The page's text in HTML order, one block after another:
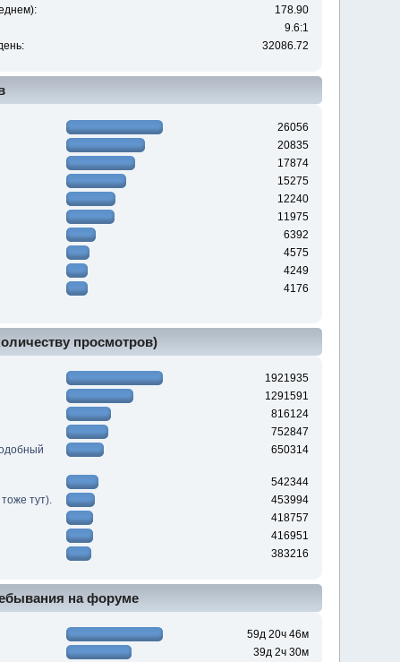
178.90
9.6:1
32086.72
26056
20835
17874
15275
12240
11975
6392
4575
4249
4176
просмотров)
1921935
1291591
816124
752847
650314
542344
тут).
453994
418757
416951
383216
на форуме
59д 20ч 46м
39д 2ч 30м